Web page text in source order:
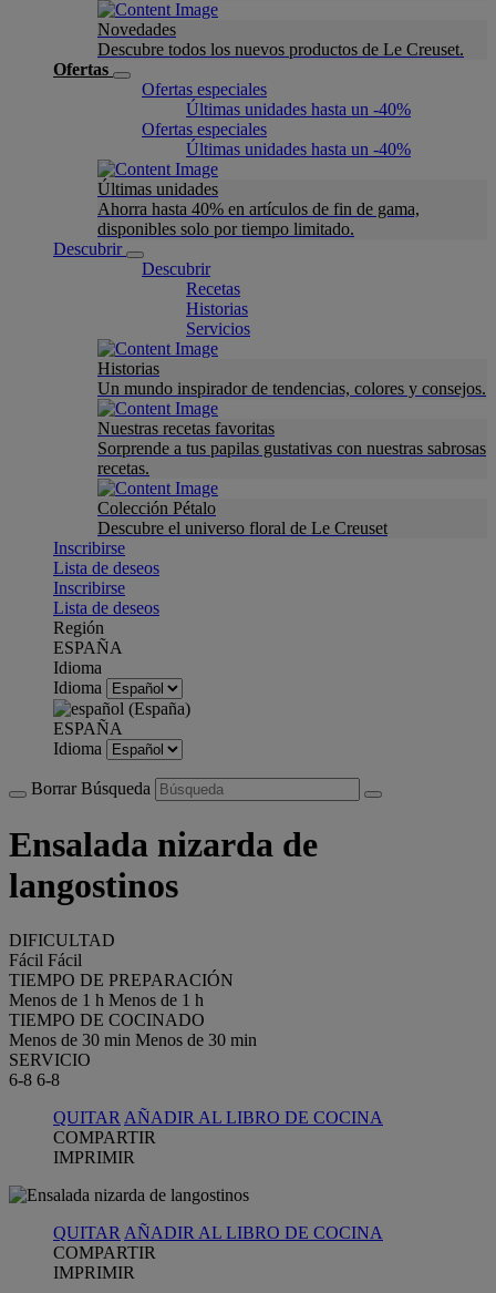
Novedades
Descubre todos los nuevos productos de Le Creuset.
Ofertas
Ofertas especiales
Últimas unidades hasta un -40%
Ofertas especiales
Últimas unidades hasta un -40%
Últimas unidades
Ahorra hasta 40% en artículos de fin de gama,
disponibles solo por tiempo limitado.
Descubrir
Descubrir
Recetas
Historias
Servicios
Historias
Un mundo inspirador de tendencias, colores y consejos.
Nuestras recetas favoritas
Sorprende a tus papilas gustativas con nuestras sabrosas
recetas.
Colección Pétalo
Descubre el universo floral de Le Creuset
Inscribirse
Lista de deseos
Inscribirse
Lista de deseos
Región
ESPAÑA
Idioma
Idioma
ESPAÑA
Idioma
Borrar Búsqueda
Ensalada nizarda de
langostinos
DIFICULTAD
Fácil Fácil
TIEMPO DE PREPARACIÓN
Menos de 1 h Menos de 1 h
TIEMPO DE COCINADO
Menos de 30 min Menos de 30 min
SERVICIO
6-8 6-8
QUITAR AÑADIR AL LIBRO DE COCINA
COMPARTIR
IMPRIMIR
QUITAR AÑADIR AL LIBRO DE COCINA
COMPARTIR
IMPRIMIR